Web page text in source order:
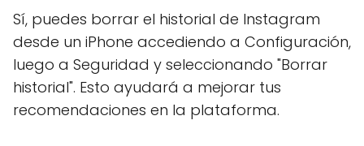
Sí, puedes borrar el historial de Instagram
desde un iPhone accediendo a Configuración,
luego a Seguridad y seleccionando "Borrar
historial". Esto ayudará a mejorar tus
recomendaciones en la plataforma.